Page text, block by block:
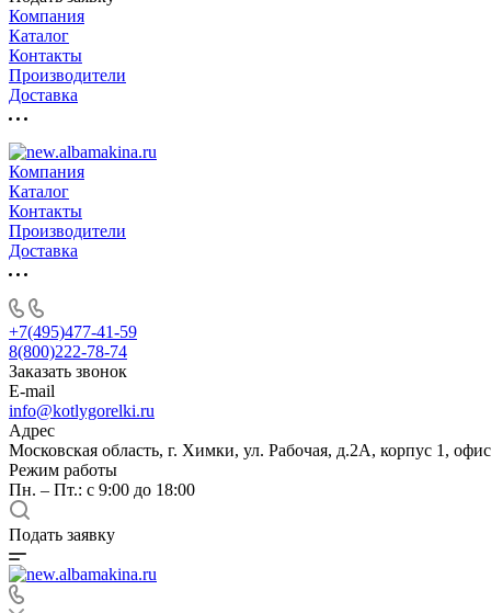
Компания
Каталог
Контакты
Производители
Доставка
Компания
Каталог
Контакты
Производители
Доставка
+7(495)477-41-59
8(800)222-78-74
Заказать звонок
E-mail
info@kotlygorelki.ru
Адрес
Московская область, г. Химки, ул. Рабочая, д.2А, корпус 1,
Режим работы
Пн. – Пт.: с 9:00 до 18:00
Подать заявку